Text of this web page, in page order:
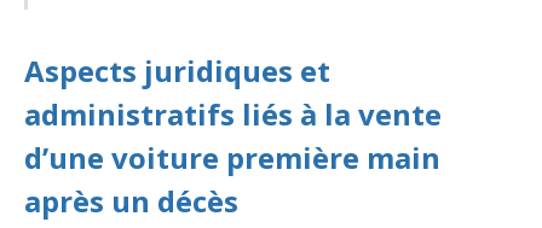
Aspects juridiques et
administratifs liés à la vente
d’une voiture première main
après un décès